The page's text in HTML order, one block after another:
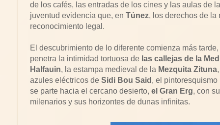
de los cafés, las entradas de los cines y las aulas de
juventud evidencia que, en Túnez, los derechos de la
reconocimiento legal.
El descubrimiento de lo diferente comienza más
penetra la intimidad tortuosa de las callejas de la
Halfauin, la estampa medieval de la Mezquita Zituna
azules eléctricos de Sidi Bou Said , el pintoresquismo
se parte hacia el cercano desierto, el Gran Erg, con
milenarios y sus horizontes de dunas infinitas.